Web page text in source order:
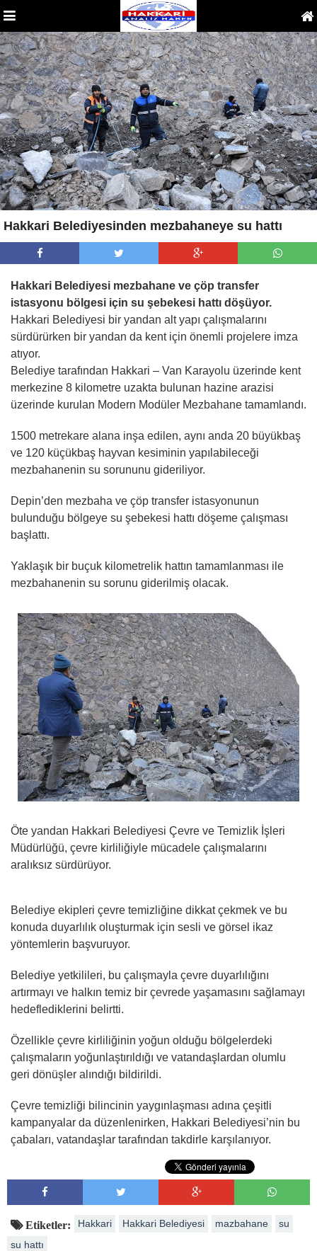
Hakkari Belediyesinden mezbahaneye su hattı
Hakkari Belediyesi mezbahane ve çöp transfer
istasyonu bölgesi için su şebekesi hattı döşüyor.
Hakkari Belediyesi bir yandan alt yapı çalışmalarını
sürdürürken bir yandan da kent için önemli projelere imza
atıyor.
Belediye tarafından Hakkari – Van Karayolu üzerinde kent
merkezine 8 kilometre uzakta bulunan hazine arazisi
üzerinde kurulan Modern Modüler Mezbahane tamamlandı.
1500 metrekare alana inşa edilen, aynı anda 20 büyükbaş
ve 120 küçükbaş hayvan kesiminin yapılabileceği
mezbahanenin su sorununu gideriliyor.
Depin’den mezbaha ve çöp transfer istasyonunun
bulunduğu bölgeye su şebekesi hattı döşeme çalışması
başlattı.
Yaklaşık bir buçuk kilometrelik hattın tamamlanması ile
mezbahanenin su sorunu giderilmiş olacak.
Öte yandan Hakkari Belediyesi Çevre ve Temizlik İşleri
Müdürlüğü, çevre kirliliğiyle mücadele çalışmalarını
aralıksız sürdürüyor.
Belediye ekipleri çevre temizliğine dikkat çekmek ve bu
konuda duyarlılık oluşturmak için sesli ve görsel ikaz
yöntemlerin başvuruyor.
Belediye yetkilileri, bu çalışmayla çevre duyarlılığını
artırmayı ve halkın temiz bir çevrede yaşamasını sağlamayı
hedeflediklerini belirtti.
Özellikle çevre kirliliğinin yoğun olduğu bölgelerdeki
çalışmaların yoğunlaştırıldığı ve vatandaşlardan olumlu
geri dönüşler alındığı bildirildi.
Çevre temizliği bilincinin yaygınlaşması adına çeşitli
kampanyalar da düzenlenirken, Hakkari Belediyesi’nin bu
çabaları, vatandaşlar tarafından takdirle karşılanıyor.
Etiketler: Hakkari Hakkari Belediyesi mazbahane
su
su hattı